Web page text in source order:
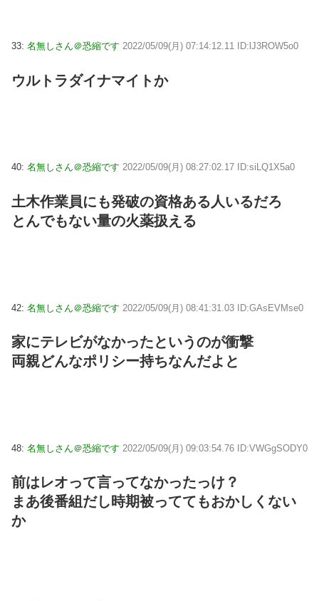
33: 名無しさん＠恐縮です 2022/05/09(月) 07:14:12.11 ID:lJ3ROW5o0
ウルトラダイナマイトか
40: 名無しさん＠恐縮です 2022/05/09(月) 08:27:02.17 ID:siLQ1X5a0
土木作業員にも発破の資格ある人いるだろ
とんでもない量の火薬扱える
42: 名無しさん＠恐縮です 2022/05/09(月) 08:41:31.03 ID:GAsEVMse0
家にテレビがなかったというのが衝撃
両親どんなポリシー持ちなんだよと
48: 名無しさん＠恐縮です 2022/05/09(月) 09:03:54.76 ID:VWGgSODY0
前はレオって言ってなかったっけ？
まあ後番組だし時期被っててもおかしくない
か